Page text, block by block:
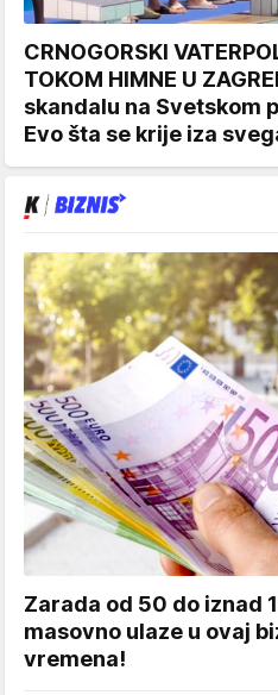
CRNOGORSKI
TOKOM HIMNE U
skandalu na Svetskom
Evo šta se krije iza
Zarada od 50 do iznad
masovno ulaze u ovaj
vremena!